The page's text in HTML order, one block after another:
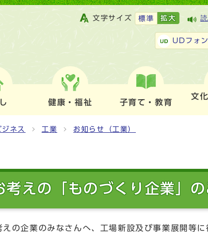
文字サイズ 標準 拡大
UDフォ
健康・福祉 子育て・教育
文
ジネス 工業 お知らせ（工業）
考えの「ものづくり企業」
の企業のみなさんへ、工場新設及び事業展開等